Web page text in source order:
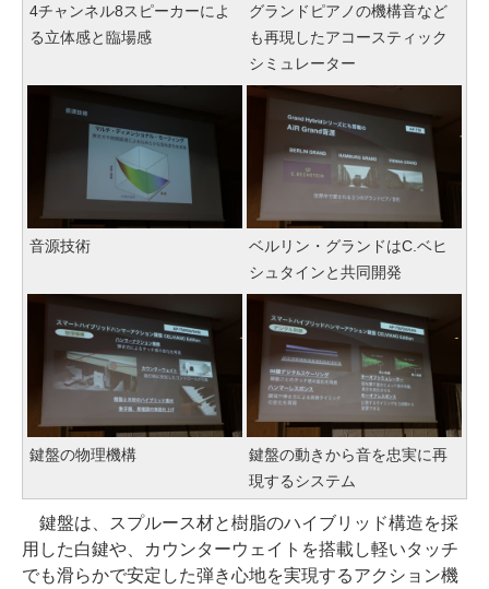
4チャンネル8スピーカーによ
る立体感と臨場感
グランドピアノの機構音など
も再現したアコースティック
シミュレーター
音源技術
ベルリン・グランドはC.ベヒ
シュタインと共同開発
鍵盤の物理機構
鍵盤の動きから音を忠実に再
現するシステム
鍵盤は、スプルース材と樹脂のハイブリッド構造を採
用した白鍵や、カウンターウェイトを搭載し軽いタッチ
でも滑らかで安定した弾き心地を実現するアクション機